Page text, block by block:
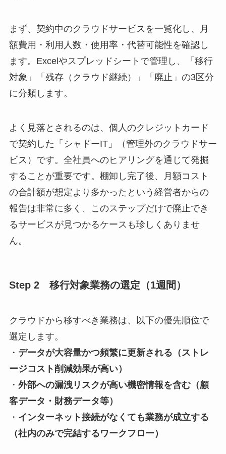
まず、契約中のクラウドサービスを一覧化し、月
額費用・利用人数・使用率・代替可能性を確認し
ます。Excelやスプレッドシートで管理し、「移行
対象」「残存（クラウド継続）」「廃止」の3区分
に分類します。
よく見落とされるのは、個人のクレジットカード
で契約した「シャドーIT」（管理外のクラウドサー
ビス）です。全社員へのヒアリングを通じて発掘
することが重要です。棚卸し完了後、月額コスト
の合計額が想定より多かったという経営者からの
報告は非常に多く、このステップだけで廃止でき
るサービスが見つかるケースも珍しくありませ
ん。
Step 2 移行対象業務の選定（1週間）
クラウドから移すべき業務は、以下の優先順位で
選定します。
・ データが大容量かつ頻繁に更新される（ストレ
ージコスト削減効果が高い）
・ 外部への漏洩リスクが高い機密情報を含む（顧
客データ・財務データ等）
・ インターネット接続がなくても業務が成立する
（社内のみで完結するワークフロー）